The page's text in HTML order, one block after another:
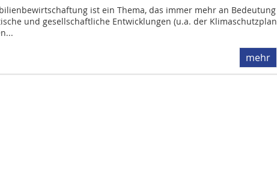
ist ein Thema, das immer mehr an Bedeutung
und gesellschaftliche Entwicklungen (u.a. der Klimaschutzplan
mehr